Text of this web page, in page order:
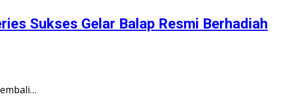
Sukses Gelar Balap Resmi Berhadiah